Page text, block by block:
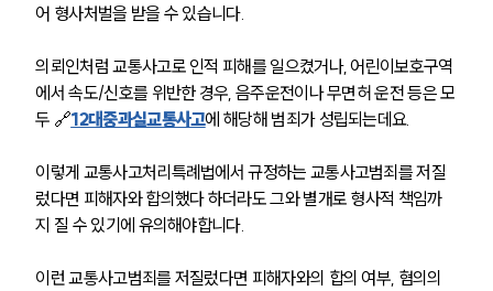
어 형사처벌을 받을 수 있습니다.
의뢰인처럼 교통사고로 인적 피해를 일으켰거나, 어린이보호구역
에서 속도/신호를 위반한 경우, 음주운전이나 무면허 운전 등은 모
두 🔗12대중과실교통사고에 해당해 범죄가 성립되는데요.
이렇게 교통사고처리특례법에서 규정하는 교통사고범죄를 저질
렀다면 피해자와 합의했다 하더라도 그와 별개로 형사적 책임까
지 질 수 있기에 유의해야합니다.
이런 교통사고범죄를 저질렀다면 피해자와의 합의 여부, 혐의의